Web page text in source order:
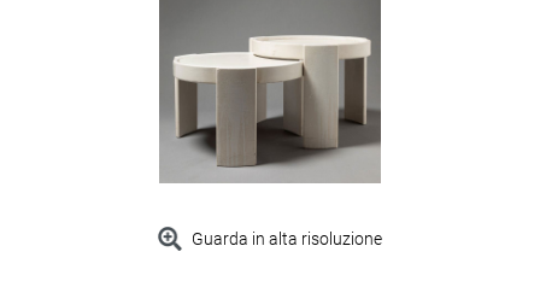
Guarda in alta risoluzione